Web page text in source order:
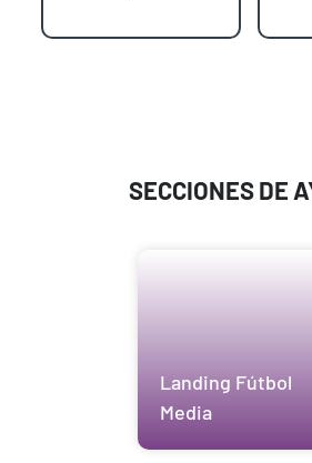
SECCIONES DE
Landing Fútbol
Media